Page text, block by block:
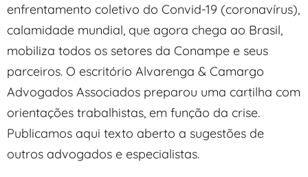
enfrentamento coletivo do Convid-19 (coronavírus),
calamidade mundial, que agora chega ao Brasil,
mobiliza todos os setores da Conampe e seus
parceiros. O escritório Alvarenga & Camargo
Advogados Associados preparou uma cartilha com
orientações trabalhistas, em função da crise.
Publicamos aqui texto aberto a sugestões de
outros advogados e especialistas.